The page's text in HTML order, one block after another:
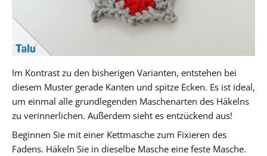
Im Kontrast zu den bisherigen Varianten, entstehen bei
diesem Muster gerade Kanten und spitze Ecken. Es ist ideal,
um einmal alle grundlegenden Maschenarten des Häkelns
zu verinnerlichen. Außerdem sieht es entzückend aus!
Beginnen Sie mit einer Kettmasche zum Fixieren des
Fadens. Häkeln Sie in dieselbe Masche eine feste Masche.